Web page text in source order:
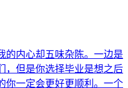
的内心却五味杂陈。一边是
，但是你选择毕业是想之后
你一定会更好更顺利。一个